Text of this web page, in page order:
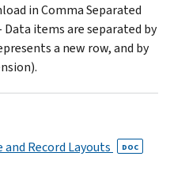
in Comma Separated
items are separated by
a new row, and by
and Record Layouts DOC